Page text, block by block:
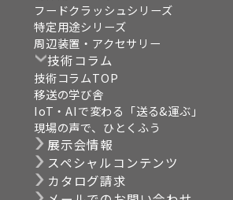
フードクラッシュシリーズ
特定用途シリーズ
周辺装置・アクセサリー
技術コラム
技術コラムTOP
移送の学び舎
IoT・AIで変わる「送る&運ぶ」
現場の声で、ひとくふう
展示会情報
スペシャルコンテンツ
カタログ請求